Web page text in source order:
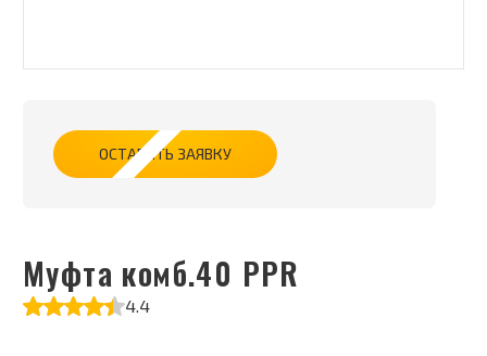
Муфта комб.40 РРR
4.4
ОСТАВИТЬ ЗАЯВКУ